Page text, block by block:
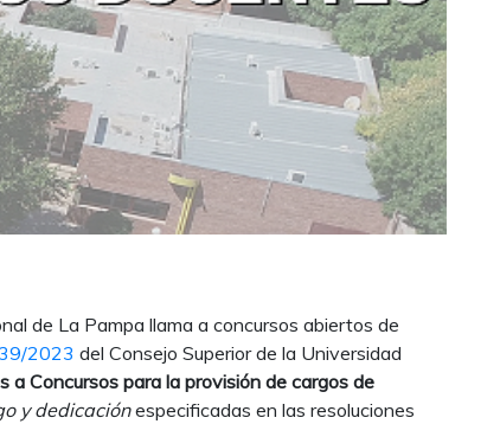
de La Pampa llama a concursos abiertos de
2023 del Consejo Superior de la Universidad
a Concursos para la provisión de cargos de
y dedicaciónespecificadas en las resoluciones